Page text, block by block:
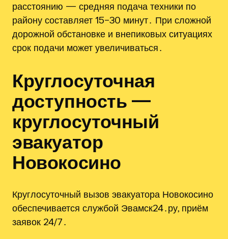
расстоянию — средняя подача техники по
району составляет 15–30 минут․ При сложной
дорожной обстановке и внепиковых ситуациях
срок подачи может увеличиваться․
Круглосуточная
доступность —
круглосуточный
эвакуатор
Новокосино
Круглосуточный вызов эвакуатора Новокосино
обеспечивается службой Эвамск24․ру, приём
заявок 24/7․